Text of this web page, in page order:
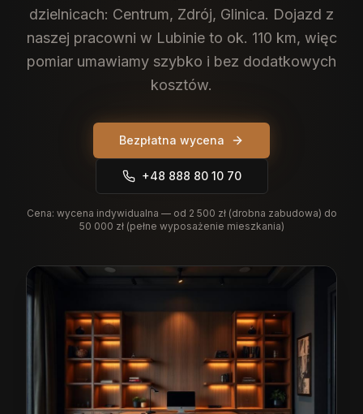
dzielnicach: Centrum, Zdrój, Glinica. Dojazd z
naszej pracowni w Lubinie to ok. 110 km, więc
pomiar umawiamy szybko i bez dodatkowych
kosztów.
Bezpłatna wycena
+48 888 80 10 70
Cena: wycena indywidualna — od 2 500 zł (drobna zabudowa) do
50 000 zł (pełne wyposażenie mieszkania)